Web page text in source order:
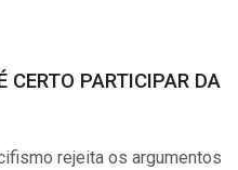
CERTO PARTICIPAR DA
rejeita os argumentos